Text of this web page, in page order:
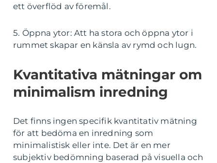
ett överflöd av föremål.
5. Öppna ytor: Att ha stora och öppna ytor i
rummet skapar en känsla av rymd och lugn.
Kvantitativa mätningar om
minimalism inredning
Det finns ingen specifik kvantitativ mätning
för att bedöma en inredning som
minimalistisk eller inte. Det är en mer
subjektiv bedömning baserad på visuella och